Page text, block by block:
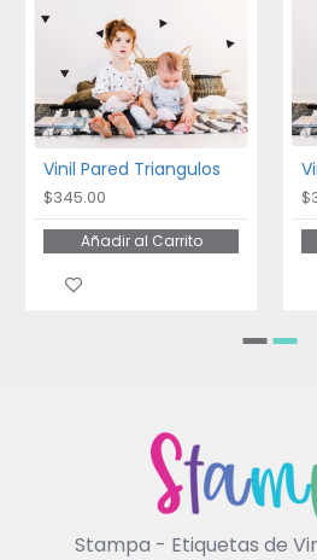
Vinil Pared Triangulos
$345.00
Añadir al Carrito
Stampa - Etiquetas de